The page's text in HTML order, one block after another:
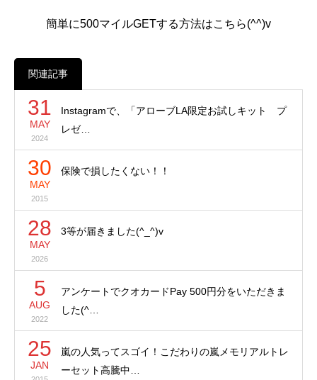
簡単に500マイルGETする方法はこちら(^^)v
関連記事
31
MAY
2024
Instagramで、「アローブLA限定お試しキット プ
レゼ…
30
MAY
2015
保険で損したくない！！
28
MAY
2026
3等が届きました(^_^)v
5
AUG
2022
アンケートでクオカードPay 500円分をいただきま
した(^…
25
JAN
嵐の人気ってスゴイ！こだわりの嵐メモリアルトレ
ーセット高騰中…